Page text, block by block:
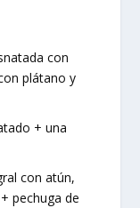
con
plátano y
+ una
con atún,
pechuga de